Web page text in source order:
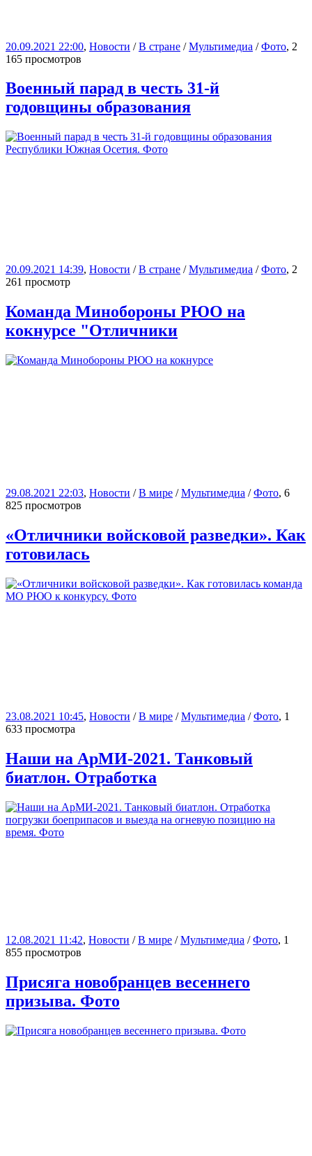
20.09.2021 22:00, Новости /В стране /Мультимедиа /Фото, 2
165 просмотров
Военный парад в честь 31-й
годовщины образования
20.09.2021 14:39, Новости /В стране /Мультимедиа /Фото, 2
261 просмотр
Команда Минобороны РЮО на
кокнурсе "Отличники
29.08.2021 22:03, Новости /В мире /Мультимедиа /Фото, 6
825 просмотров
«Отличники войсковой разведки». Как
готовилась
23.08.2021 10:45, Новости /В мире /Мультимедиа /Фото, 1
633 просмотра
Наши на АрМИ-2021. Танковый
биатлон. Отработка
12.08.2021 11:42, Новости /В мире /Мультимедиа /Фото, 1
855 просмотров
Присяга новобранцев весеннего
призыва. Фото